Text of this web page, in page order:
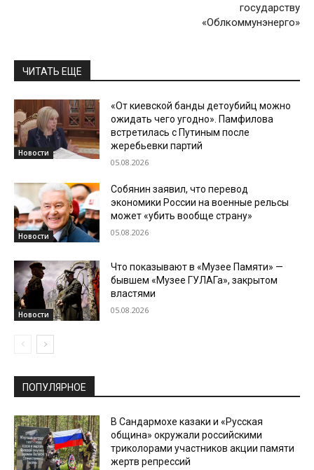
государству
«Облкоммунэнерго»
ЧИТАТЬ ЕЩЕ
Новости
«От киевской банды детоубийц можно
ожидать чего угодно». Памфилова
встретилась с Путиным после
жеребьевки партий
05.08.2026
Новости
Собянин заявил, что перевод
экономики России на военные рельсы
может «убить вообще страну»
05.08.2026
Новости
Что показывают в «Музее Памяти» —
бывшем «Музее ГУЛАГа», закрытом
властями
05.08.2026
ПОПУЛЯРНОЕ
В Сандармохе казаки и «Русская
община» окружали российскими
триколорами участников акции памяти
жертв репрессий